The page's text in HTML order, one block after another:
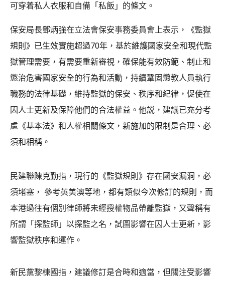
可穿着私人衣服和自備「私飯」的條文。
保安局長鄧炳強在立法會保安事務委員會上表示，《監獄
規則》已生效實施超過70年，基於維護國家安全和現代監
獄管理需要，有需要重新審視，確保能有效防範、制止和
懲治危害國家安全的行為和活動，持續鞏固懲教人員執行
職務的法律基礎，維持監獄的保安、秩序和紀律，促使在
囚人士更新及保障他們的合法權益。他説，建議已充分考
慮《基本法》和人權相關條文，新施加的限制是合理、必
須和相稱。
民建聯陳克勤指，現行的《監獄規則》存在國安漏洞，必
須堵塞， 參考英美澳等地，都有類似今次修訂的規則，而
本港過往有個別律師將未經授權物品帶離監獄，又聲稱有
所謂「探監師」以探監之名，試圖影響在囚人士更新，影
響監獄秩序和運作。
新民黨黎棟國指，建議修訂是合時和適當，但關注受影響